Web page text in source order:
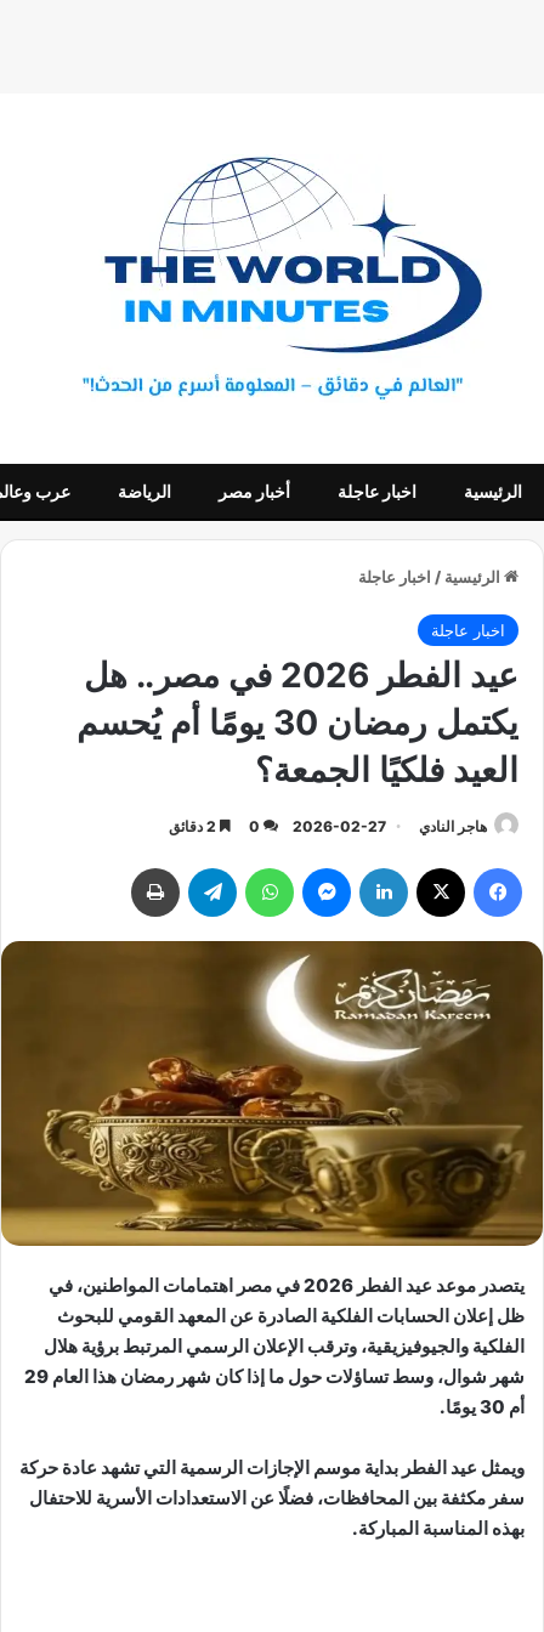
الرئيسية اخبار عاجلة أخبار مصر الرياضة عرب
الرئيسية / اخبار عاجلة
اخبار عاجلة
عيد الفطر 2026 في مصر.. هل
يكتمل رمضان 30 يومًا أم يُحسم
العيد فلكيًا الجمعة؟
هاجر النادي 2026-02-27
0
يتصدر موعد عيد الفطر 2026 في مصر اهتمامات المواطنين، في
ظل إعلان الحسابات الفلكية الصادرة عن المعهد القومي للبحوث
الفلكية والجيوفيزيقية، وترقب الإعلان الرسمي المرتبط برؤية هلال
شهر شوال، وسط تساؤلات حول ما إذا كان شهر رمضان هذا العام 29
أم 30 يومًا.
ويمثل عيد الفطر بداية موسم الإجازات الرسمية التي تشهد عادة حركة
سفر مكثفة بين المحافظات، فضلًا عن الاستعدادات الأسرية للاحتفال
بهذه المناسبة المباركة.